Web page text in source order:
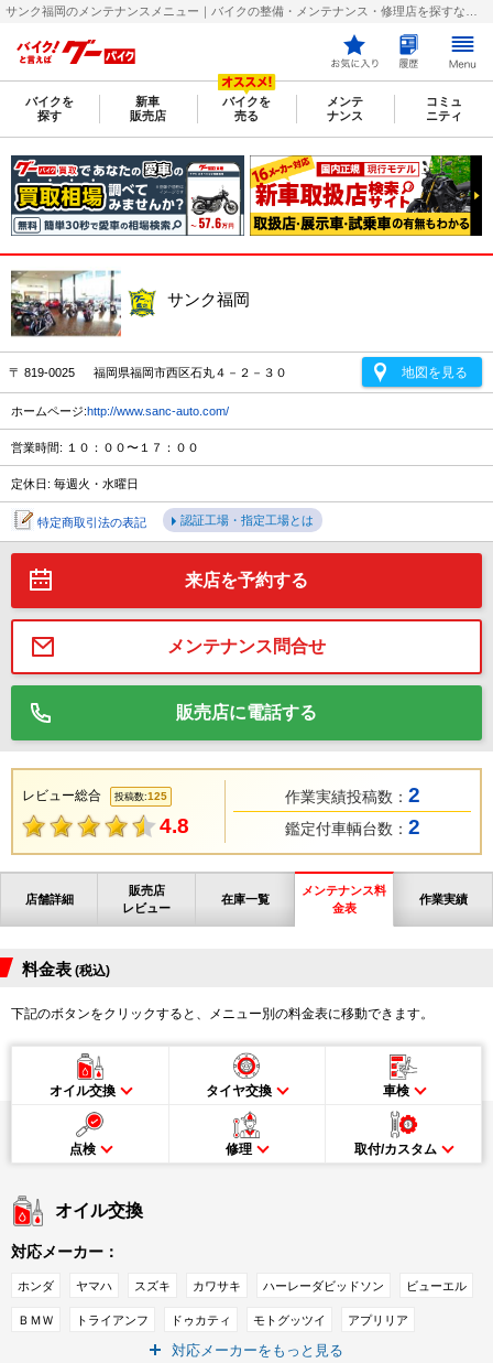
バイクを
探す
新車
販売店
バイクを
売る
メンテ
ナンス
コミュ
ニティ
サンク福岡
〒 819-0025 福岡県福岡市西区石丸４－２－３０ 地図を見る
ホームページ:http://www.sanc-auto.com/
営業時間: １０：００〜１７：００
定休日: 毎週火・水曜日
特定商取引法の表記 認証工場・指定工場とは
来店を予約する
メンテナンス問合せ
販売店に電話する
レビュー総合 投稿数:125
4.8
作業実績投稿数： 2
鑑定付車輌台数： 2
店舗詳細
販売店
レビュー
在庫一覧
メンテナンス料
金表
作業実績
料金表 (税込)
下記のボタンをクリックすると、メニュー別の料金表に移動できます。
オイル交換 タイヤ交換 車検
点検 修理 取付/カスタム
オイル交換
対応メーカー：
ホンダ ヤマハ スズキ カワサキ ハーレーダビッドソン ビューエル
ＢＭＷ トライアンフ ドゥカティ モトグッツイ アプリリア
インディアン
対応メーカーをもっと見る